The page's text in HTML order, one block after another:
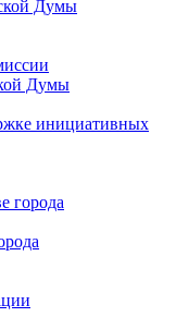
Думы
Думы
инициативных
города